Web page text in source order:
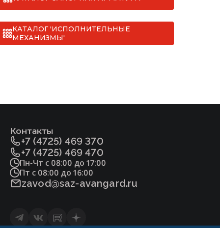
КАТАЛОГ 'ИСПОЛНИТЕЛЬНЫЕ
МЕХАНИЗМЫ'
Контакты
+7 (4725) 469 370
+7 (4725) 469 470
Пн-Чт с 08:00 до 17:00
Пт с 08:00 до 16:00
zavod@saz-avangard.ru